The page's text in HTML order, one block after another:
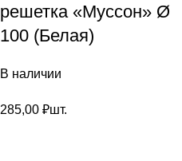
решетка «Муссон» Ø
100 (Белая)
В наличии
285,00 ₽шт.